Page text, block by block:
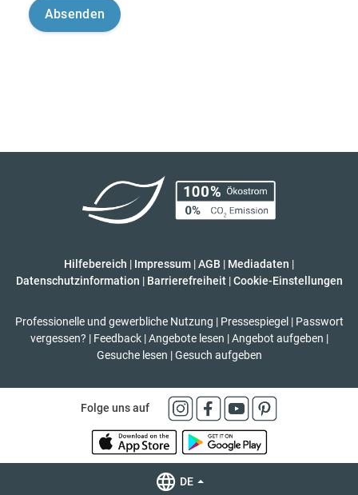
Hilfebereich | Impressum |AGB | Mediadaten |
Datenschutzinformation | Barrierefreiheit | Cookie-Einstellungen
Professionelle und gewerbliche Nutzung | Pressespiegel | Passwort
vergessen? | Feedback | Angebote lesen | Angebot aufgeben |
Gesuche lesen | Gesuch aufgeben
Folge uns auf
DE